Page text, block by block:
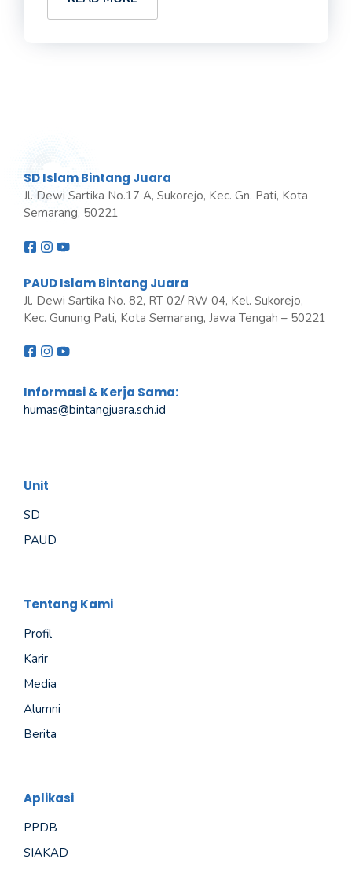
SD Islam Bintang Juara
Jl. Dewi Sartika No.17 A, Sukorejo, Kec. Gn. Pati, Kota
Semarang, 50221
PAUD Islam Bintang Juara
Jl. Dewi Sartika No. 82, RT 02/ RW 04, Kel. Sukorejo,
Kec. Gunung Pati, Kota Semarang, Jawa Tengah – 50221
Informasi & Kerja Sama:
humas@bintangjuara.sch.id
Unit
SD
PAUD
Tentang Kami
Profil
Karir
Media
Alumni
Berita
Aplikasi
PPDB
SIAKAD